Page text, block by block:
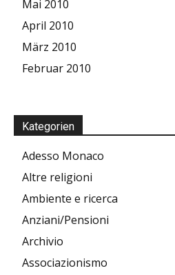
Mai 2010
April 2010
März 2010
Februar 2010
Kategorien
Adesso Monaco
Altre religioni
Ambiente e ricerca
Anziani/Pensioni
Archivio
Associazionismo